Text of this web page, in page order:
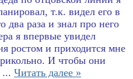
т.к. видел его в
два раза и знал про него
я впервые увидел
ростом и приходится мне
И чтобы они
... Читать далее »